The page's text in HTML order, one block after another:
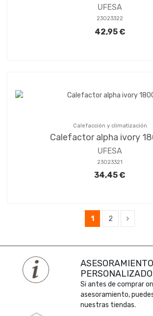
UFESA
23023322
42,95 €
Calefacción y climatización
Calefactor alpha ivory
UFESA
23023321
34,45 €
1 2
ASESORAMIENTO
PERSONALIZADO
Si antes de comprar
asesoramiento,
nuestras tiendas.